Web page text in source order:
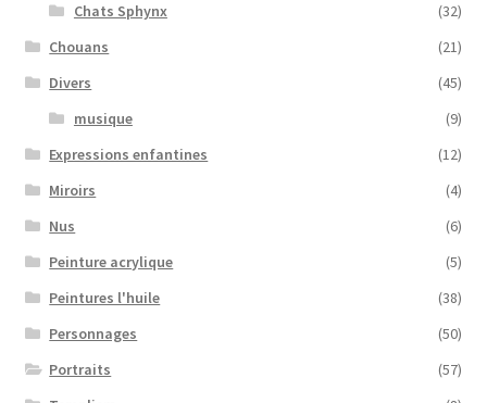
Chats Sphynx
(32)
Chouans
(21)
Divers
(45)
musique
(9)
Expressions enfantines
(12)
Miroirs
(4)
Nus
(6)
Peinture acrylique
(5)
Peintures l'huile
(38)
Personnages
(50)
Portraits
(57)